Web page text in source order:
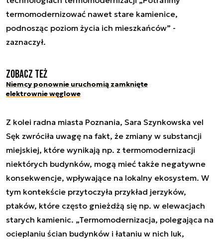
termomodernizować nawet stare kamienice,
podnosząc poziom życia ich mieszkańców” -
zaznaczył.
Zobacz też
Niemcy ponownie uruchomią zamknięte
elektrownie węglowe
Z kolei radna miasta Poznania, Sara Szynkowska vel
Sęk zwróciła uwagę na fakt, że zmiany w substancji
miejskiej, które wynikają np. z termomodernizacji
niektórych budynków, mogą mieć także negatywne
konsekwencje, wpływające na lokalny ekosystem. W
tym kontekście przytoczyła przykład jerzyków,
ptaków, które często gnieżdżą się np. w elewacjach
starych kamienic. „Termomodernizacja, polegająca na
ocieplaniu ścian budynków i łataniu w nich luk,